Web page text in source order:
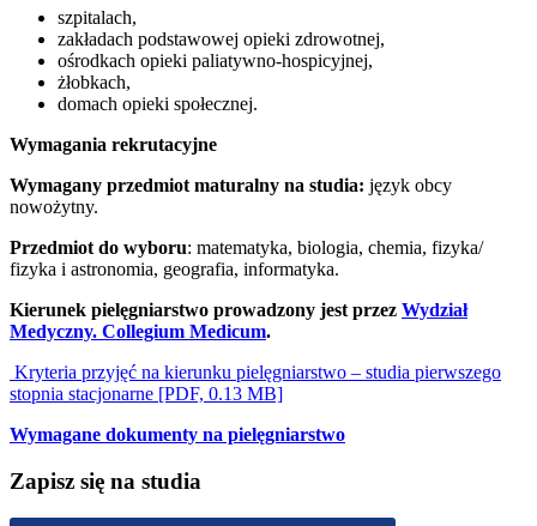
szpitalach,
zakładach podstawowej opieki zdrowotnej,
ośrodkach opieki paliatywno-hospicyjnej,
żłobkach,
domach opieki społecznej.
Wymagania rekrutacyjne
Wymagany przedmiot maturalny na studia: język obcy
nowożytny.
Przedmiot do wyboru: matematyka, biologia, chemia, fizyka/
fizyka i astronomia, geografia, informatyka.
Kierunek pielęgniarstwo prowadzony jest przez Wydział
Medyczny. Collegium Medicum.
Kryteria przyjęć na kierunku pielęgniarstwo – studia pierwszego
stopnia stacjonarne [PDF, 0.13 MB]
Wymagane dokumenty na pielęgniarstwo
Zapisz się na studia